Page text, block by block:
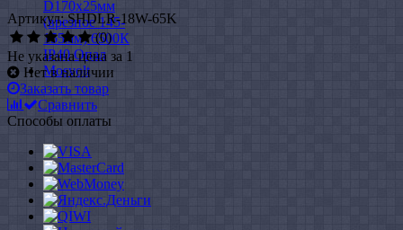
Артикул: SHDLR-18W-65K
(0)
Не указана цена за 1
Нет в наличии
Заказать товар
Сравнить
Способы оплаты